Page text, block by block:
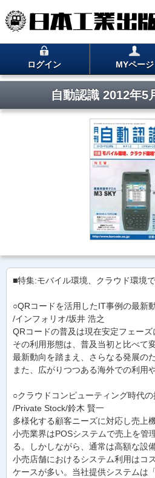
ログイン MYページ
自動認識 2012年
■特集:モバイル環境、クラウド環境
○QRコードを活用したIT事例の最新
/インフォリオ/坂井 浩之
QRコードの普及は現在安定フェーズ
その利用形態は、普及当初と比べて
最新動向を踏まえ、さらなる発展の
また、広がりつつある海外での利用
○クラウドコンピューティング時代
/Private Stock/鈴木 賢一
多様化する顧客ニーズに対応し売上
小売業界はPOSシステムで売上を管
る。しかしながら、通常は高額な設
小売店舗におけるシステム利用はコ
ケースが多い。当社提供システムは